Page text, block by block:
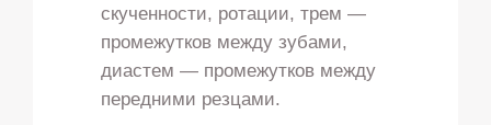
скученности, ротации, трем —
промежутков между зубами,
диастем — промежутков между
передними резцами.